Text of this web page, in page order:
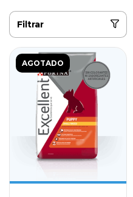
Filtrar
AGOTADO